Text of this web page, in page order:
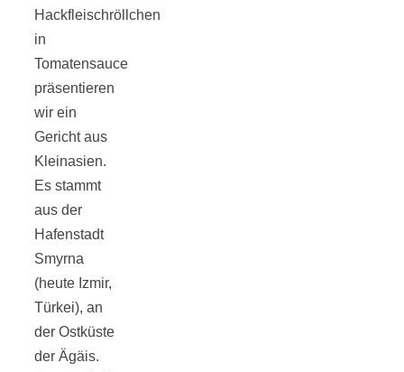
Hackfleischröllchen
in
Tomatensauce
präsentieren
wir ein
Gericht aus
Kleinasien.
Es stammt
aus der
Hafenstadt
Smyrna
(heute Izmir,
Türkei), an
der Ostküste
der Ägäis.